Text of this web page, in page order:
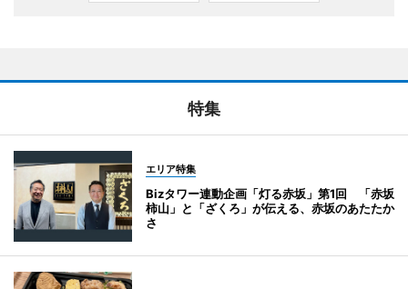
特集
エリア特集
Bizタワー連動企画「灯る赤坂」第1回 「赤坂
柿山」と「ざくろ」が伝える、赤坂のあたたか
さ